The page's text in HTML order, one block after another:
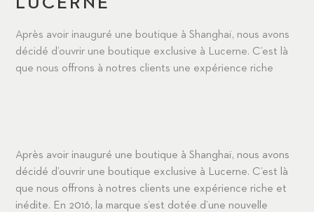
Après avoir inauguré une boutique à Shanghaï, nous avons
décidé d’ouvrir une boutique exclusive à Lucerne. C’est là
que nous offrons à notres clients une expérience riche
Après avoir inauguré une boutique à Shanghaï, nous avons
décidé d’ouvrir une boutique exclusive à Lucerne. C’est là
que nous offrons à notres clients une expérience riche et
inédite. En 2016, la marque s’est dotée d’une nouvelle